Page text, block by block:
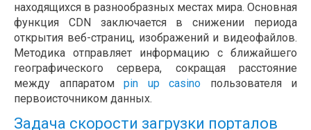
находящихся в разнообразных местах мира. Основная
функция CDN заключается в снижении периода
открытия веб-страниц, изображений и видеофайлов.
Методика отправляет информацию с ближайшего
географического сервера, сокращая расстояние
между аппаратом pin up casino пользователя и
первоисточником данных.
Задача скорости загрузки порталов